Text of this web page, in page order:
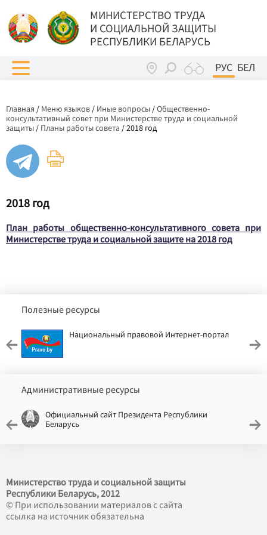
МИНИСТЕРСТВО ТРУДА
И СОЦИАЛЬНОЙ ЗАЩИТЫ
РЕСПУБЛИКИ БЕЛАРУСЬ
РУС БЕЛ
Главная / Меню языков / Иные вопросы /Общественно-
консультативный совет при Министерстве труда и социальной
защиты / Планы работы совета /2018 год
2018 год
План работы общественно-консультативного совета при
Министерстве труда и социальной защите на 2018 год
Полезные ресурсы
Национальный правовой Интернет-портал
Административные ресурсы
Официальный сайт Президента Республики
Беларусь
Министерство труда и социальной защиты
Республики Беларусь, 2012
© При использовании материалов с сайта
ссылка на источник обязательна